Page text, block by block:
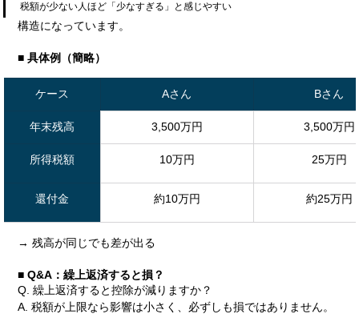
税額が少ない人ほど「少なすぎる」と感じやすい
構造になっています。
■ 具体例（簡略）
ケース Aさん Bさん
年末残高 3,500万円 3,500万円
所得税額 10万円 25万円
還付金 約10万円 約25万円
→ 残高が同じでも差が出る
■ Q&A：繰上返済すると損？
Q. 繰上返済すると控除が減りますか？
A. 税額が上限なら影響は小さく、必ずしも損ではありません。